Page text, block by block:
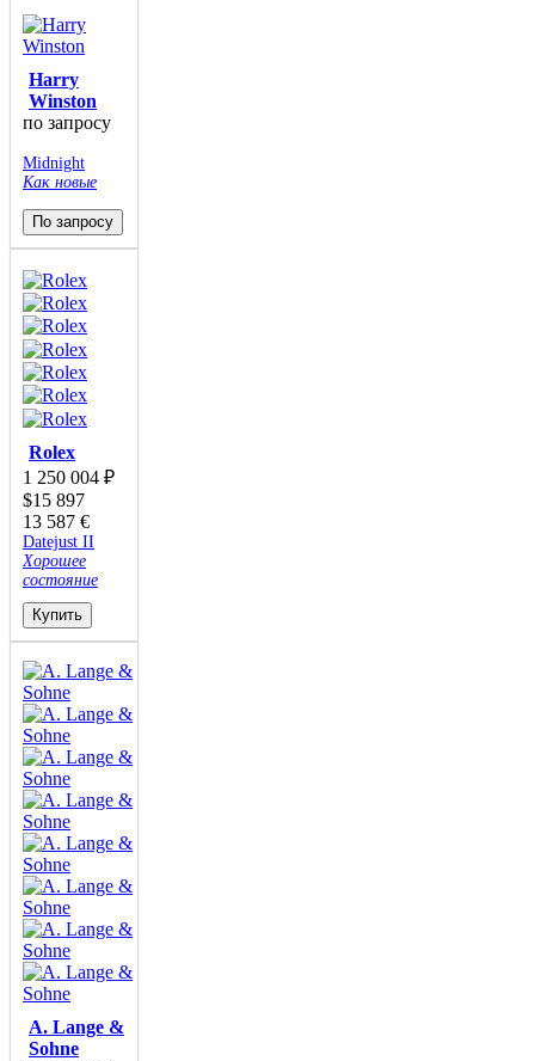
Harry
Winston
по запросу
Midnight
Как новые
По запросу
Rolex
1 250 004 ₽
$15 897
13 587 €
Datejust II
Хорошее
состояние
Купить
A. Lange &
Sohne